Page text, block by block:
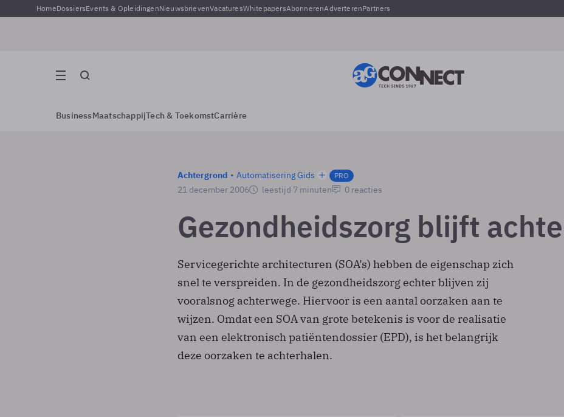
HomeDossiersEvents & OpleidingenNieuwsbrievenVacaturesWhitepapersAbonnerenAdverterenPartners
BusinessMaatschappijTech & ToekomstCarrière
Achtergrond Automatisering Gids PRO
21 december 2006 leestijd 7 minuten 0 reacties
Gezondheidszorg blijft
Servicegerichte architecturen (SOA’s) hebben de eigenschap zich
snel te verspreiden. In de gezondheidszorg echter blijven zij
vooralsnog achterwege. Hiervoor is een aantal oorzaken aan te
wijzen. Omdat een SOA van grote betekenis is voor de realisatie
van een elektronisch patiëntendossier (EPD), is het belangrijk
deze oorzaken te achterhalen.